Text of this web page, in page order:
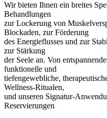
Wir bieten Ihnen ein breites
Behandlungen
zur Lockerung von
Blockaden, zur Förderung
des Energieflusses und zur
zur Stärkung
der Seele an. Von
funktionelle und
tiefengewebliche,
Wellness-Ritualen,
und unseren Signatur-
Reservierungen